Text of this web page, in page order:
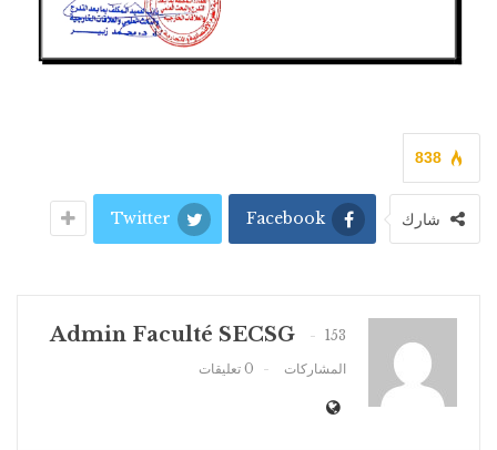
838
شارك Facebook
Twitter
Admin Faculté SECSG
153
المشاركات
0 تعليقات